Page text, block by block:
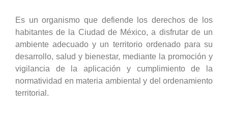
Es un organismo que defiende los derechos de los
habitantes de la Ciudad de México, a disfrutar de un
ambiente adecuado y un territorio ordenado para su
desarrollo, salud y bienestar, mediante la promoción y
vigilancia de la aplicación y cumplimiento de la
normatividad en materia ambiental y del ordenamiento
territorial.